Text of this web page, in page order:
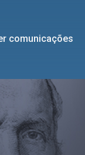
comunicações